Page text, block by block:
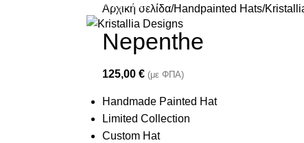
Join our newsletter and enjoy 10% Off
Αρχική σελίδα Handpainted Hats
Nepenthe
125,00 € (με ΦΠΑ)
Handmade Painted Hat
Limited Collection
Custom Hat